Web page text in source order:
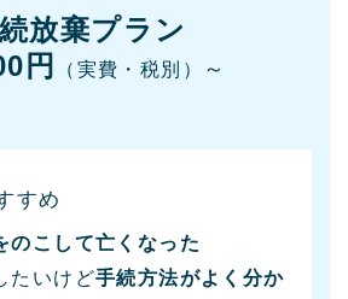
放棄プラン
円
（実費・税別） ～
すめ
のこして亡くなった
たいけど手続方法がよく分か